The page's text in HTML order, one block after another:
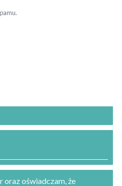
oraz oświadczam, że